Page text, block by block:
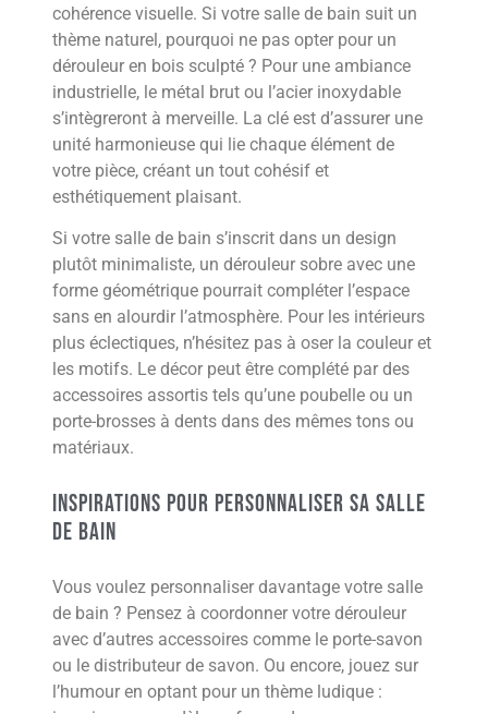
cohérence visuelle. Si votre salle de bain suit un
thème naturel, pourquoi ne pas opter pour un
dérouleur en bois sculpté ? Pour une ambiance
industrielle, le métal brut ou l’acier inoxydable
s’intègreront à merveille. La clé est d’assurer une
unité harmonieuse qui lie chaque élément de
votre pièce, créant un tout cohésif et
esthétiquement plaisant.
Si votre salle de bain s’inscrit dans un design
plutôt minimaliste, un dérouleur sobre avec une
forme géométrique pourrait compléter l’espace
sans en alourdir l’atmosphère. Pour les intérieurs
plus éclectiques, n’hésitez pas à oser la couleur et
les motifs. Le décor peut être complété par des
accessoires assortis tels qu’une poubelle ou un
porte-brosses à dents dans des mêmes tons ou
matériaux.
Inspirations pour personnaliser sa salle
de bain
Vous voulez personnaliser davantage votre salle
de bain ? Pensez à coordonner votre dérouleur
avec d’autres accessoires comme le porte-savon
ou le distributeur de savon. Ou encore, jouez sur
l’humour en optant pour un thème ludique :